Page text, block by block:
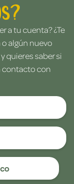
a tu cuenta? ¿Te
algún nuevo
quieres saber si
contacto con